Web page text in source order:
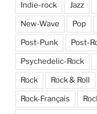
Indie-rock Jazz
New-Wave Pop
Post-Punk Post-
Psychedelic-Rock
Rock Rock & Roll
Rock-Français